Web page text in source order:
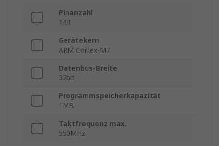
Pinanzahl
144
Gerätekern
ARM Cortex-M7
Datenbus-Breite
32bit
Programmspeicherkapazität
1MB
Taktfrequenz max.
550MHz